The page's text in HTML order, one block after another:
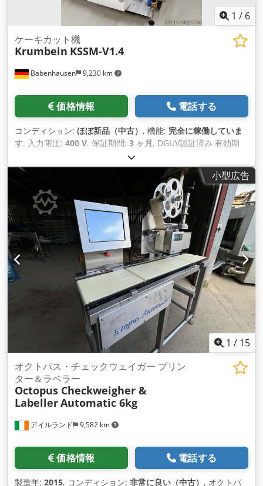
1 / 6
Babenhausen 9,230 km
ケーキカット機
Krumbein KSSM-V1.4
価格情報 電話する
コンディション: ほぼ新品（中古） , 機能: 完全に稼働していま
す, 入力電圧: 400 V, 保証期間: 3 ヶ月, DGUV認証済み 有効期
三相
1,420 mm, 全高:1,700 mm, 制御電圧:24 V, 入力周波数:50
, 設置スペース要件 長さ:1,500
, 必要幅:
小型広告
1 / 15
アイルランド 9,582 km
オクトパス・チェックウェイガー プリン
ター＆ラベラー
Octopus Checkweigher &
LabellerAutomatic 6kg
価格情報 電話する
製造年: 2015, コンディション: 非常に良い（中古） , オクトパ